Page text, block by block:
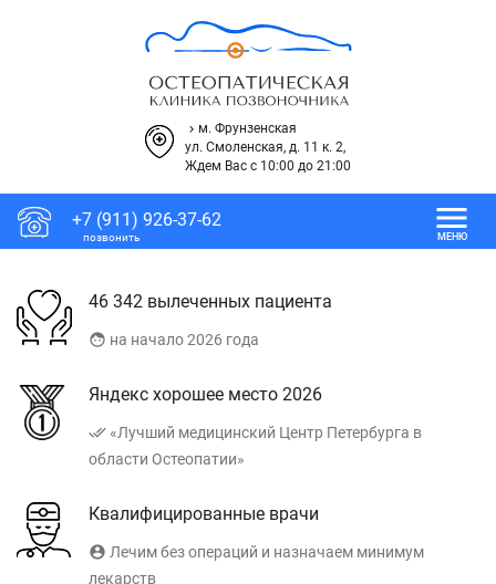
keyboard_arrow_right м. Фрунзенская
ул. Смоленская, д. 11 к. 2,
Ждем Вас с 10:00 до 21:00
+7 (911) 926-37-62
позвонить
menu
МЕНЮ
46 342 вылеченных пациента
face на начало 2026 года
Яндекс хорошее место 2026
done_all «Лучший медицинский Центр Петербурга в
области Остеопатии»
Квалифицированные врачи
account_circle Лечим без операций и назначаем минимум
лекарств